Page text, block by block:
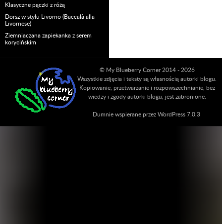
Klasyczne pączki z różą
Dorsz w stylu Livorno (Baccalà alla
Livornese)
Ziemniaczana zapiekanka z serem
korycińskim
© My Blueberry Corner 2014 - 2026
Wszystkie zdjęcia i teksty są własnością autorki blogu.
Kopiowanie, przetwarzanie i rozpowszechnianie, bez
wiedzy i zgody autorki blogu, jest zabronione.
Dumnie wspierane przez WordPress 7.0.3